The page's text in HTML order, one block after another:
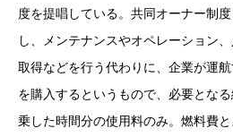
度を提唱している。共同オーナー制
し、メンテナンスやオペレーション
取得などを行う代わりに、企業が運
を購入するというもので、必要とな
乗した時間分の使用料のみ。燃料費